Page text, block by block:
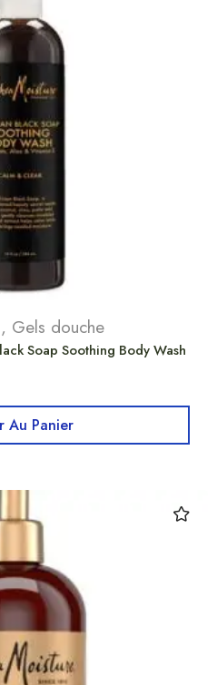
, Gels douche
Soap Soothing Body Wash
Au Panier